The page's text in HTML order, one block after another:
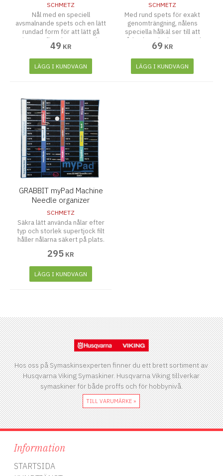
SCHMETZ
Nål med en speciell
avsmalnande spets och en lätt
rundad form för att lätt gå
igenom flera lager tyg och
vadd, förhindrar skador på
materialet.
49 KR
LÄGG I KUNDVAGN
SCHMETZ
Med rund spets för exakt
genomträngning, nålens
speciella hålkäl ser till att
tråden lätt plockas upp och
hoppstygn undviks även med
frekventa riktningsändringar
av nålen under quiltning; för
quiltning med speciella
69 KR
LÄGG I KUNDVAGN
GRABBIT myPad Machine
Needle organizer
SCHMETZ
Säkra lätt använda nålar efter
typ och storlek supertjock filt
håller nålarna säkert på plats.
295 KR
LÄGG I KUNDVAGN
Hos oss på Symaskinsexperten finner du ett brett sortiment av
Husqvarna Viking Symaskiner. Husqvarna Viking tillverkar
symaskiner för både proffs och för hobbynivå.
TILL VARUMÄRKE »
Information
STARTSIDA